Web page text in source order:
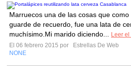
Marruecos una de las cosas que
guarde de recuerdo, fue una lata de
muchísimo.Mi marido diciendo...
Leer el
El 06 febrero 2015 por
Estrellas De Web
NONE